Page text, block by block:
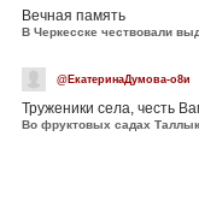
Вечная память
@ЕкатеринаДумова-о8и
Труженики села, честь
Во фруктовых садах